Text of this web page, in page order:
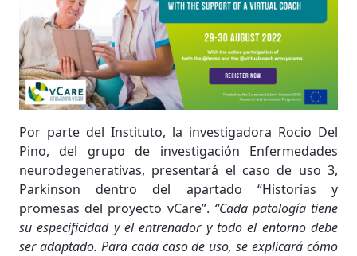
Por parte del Instituto, la investigadora Rocio Del
Pino, del grupo de investigación Enfermedades
neurodegenerativas, presentará el caso de uso 3,
Parkinson dentro del apartado “Historias y
promesas del proyecto vCare”. “Cada patología tiene
su especificidad y el entrenador y todo el entorno debe
ser adaptado. Para cada caso de uso, se explicará cómo